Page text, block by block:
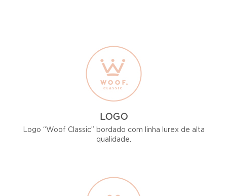
LOGO
Logo “Woof Classic” bordado com linha lurex de alta
qualidade.